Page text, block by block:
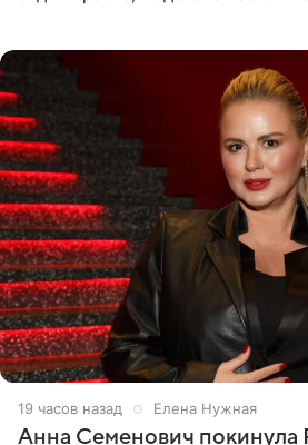
19 часов назад Елена Нужная
Анна Семенович покинула